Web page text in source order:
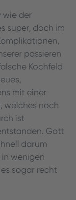
wie der
super, doch im
passieren
Kochfeld
mit einer
welches noch
ist
Gott
darum
wenigen
sogar recht